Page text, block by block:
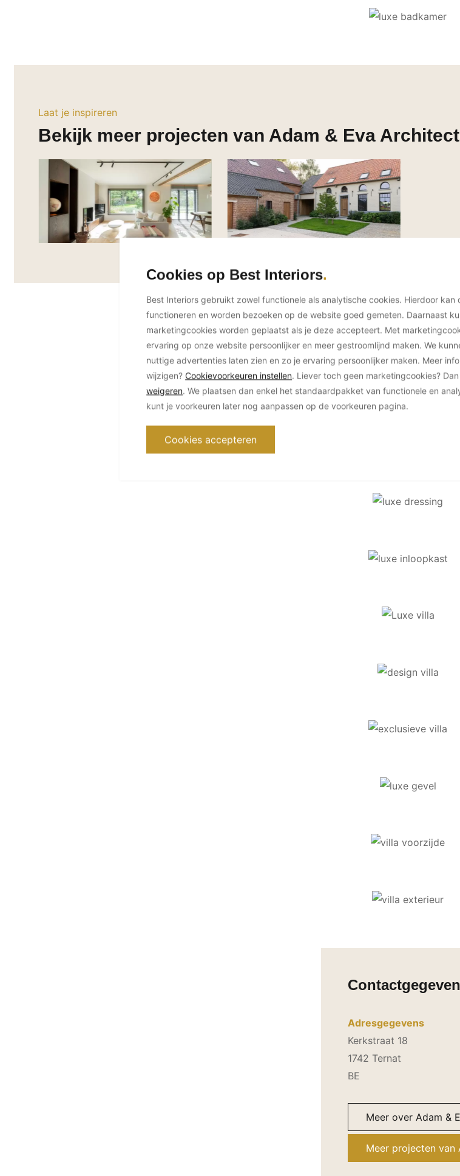
Laat je inspireren
Bekijk meer projecten van Adam & Eva
Adresgegevens
Kerkstraat 18
1742 Ternat
BE
Meer over Adam &
Meer projecten van
Cookies op Best Interiors
Best Interiors gebruikt zowel functionele als analytische cookies. Hierdoor kan
functioneren en worden bezoeken op de website goed gemeten. Daarnaast
marketingcookies worden geplaatst als je deze accepteert. Met
ervaring op onze website persoonlijker en meer gestroomlijnd maken. We
nuttige advertenties laten zien en zo je ervaring persoonlijker maken. Meer
wijzigen? Cookievoorkeuren instellen. Liever toch geen marketingcookies?
weigeren. We plaatsen dan enkel het standaardpakket van functionele en
kunt je voorkeuren later nog aanpassen op de voorkeuren pagina.
Cookies accepteren